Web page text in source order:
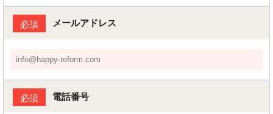
必須 メールアドレス
必須 電話番号